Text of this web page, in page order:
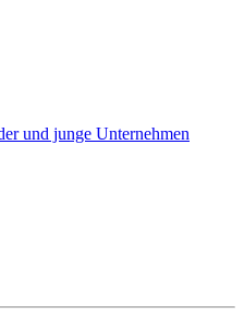
und junge Unternehmen